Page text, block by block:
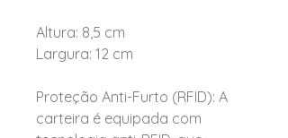
Altura: 8,5 cm
Largura: 12 cm
Proteção Anti-Furto (RFID): A
carteira é equipada com